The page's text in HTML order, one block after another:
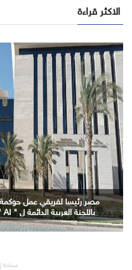
الاكثر قراءة
التعليم العالي: جامعة الدلتا
في المؤتمر العلمي
يوظف الذكاء
مساحة